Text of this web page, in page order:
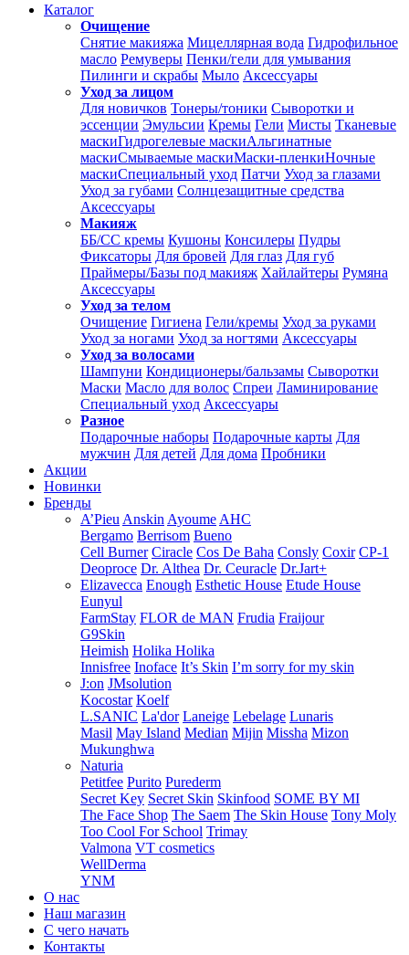
Каталог
Очищение
Снятие макияжа Мицеллярная вода Гидрофильное
масло Ремуверы Пенки/гели для умывания
Пилинги и скрабы Мыло Аксессуары
Уход за лицом
Для новичков Тонеры/тоники Сыворотки и
эссенции Эмульсии Кремы Гели Мисты Тканевые
маскиГидрогелевые маскиАльгинатные
маскиСмываемые маскиМаски-пленкиНочные
маскиСпециальный уход Патчи Уход за глазами
Уход за губами Солнцезащитные средства
Аксессуары
Макияж
ББ/СС кремы Кушоны Консилеры Пудры
Фиксаторы Для бровей Для глаз Для губ
Праймеры/Базы под макияж Хайлайтеры Румяна
Аксессуары
Уход за телом
Очищение Гигиена Гели/кремы Уход за руками
Уход за ногами Уход за ногтями Аксессуары
Уход за волосами
Шампуни Кондиционеры/бальзамы Сыворотки
Маски Масло для волос Спреи Ламинирование
Специальный уход Аксессуары
Разное
Подарочные наборы Подарочные карты Для
мужчин Для детей Для дома Пробники
Акции
Новинки
Бренды
A’Pieu Anskin Ayoume AHC
Bergamo Berrisom Bueno
Cell Burner Ciracle Cos De Baha Consly Coxir CP-1
Deoproce Dr. Althea Dr. Ceuracle Dr.Jart+
Elizavecca Enough Esthetic House Etude House
Eunyul
FarmStay FLOR de MAN Frudia Fraijour
G9Skin
Heimish Holika Holika
Innisfree Inoface It’s Skin I’m sorry for my skin
J:on JMsolution
Kocostar Koelf
L.SANIC La'dor Laneige Lebelage Lunaris
Masil May Island Median Mijin Missha Mizon
Mukunghwa
Naturia
Petitfee Purito Purederm
Secret Key Secret Skin Skinfood SOME BY MI
The Face Shop The Saem The Skin House Tony Moly
Too Cool For School Trimay
Valmona VT cosmetics
WellDerma
YNM
О нас
Наш магазин
С чего начать
Контакты